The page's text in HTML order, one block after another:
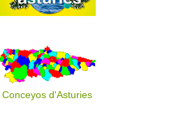
Conceyos d'Asturies